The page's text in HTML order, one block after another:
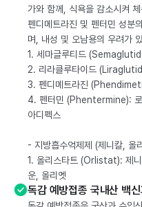
가와 함께, 식욕을 감소시켜
펜디메트라진 및 펜터민 성분
며, 내성 및 오남용의 우려가
1. 세마글루티드
2. 리라클루타이드
3. 펜디메트라진
4. 펜터민 (Phentermine): 로
아디펙스
- 지방흡수억제제 (제니칼, 올
1. 올리스타트 (Orlistat): 제
운, 올리엣
독감 예방접종 국내산 백